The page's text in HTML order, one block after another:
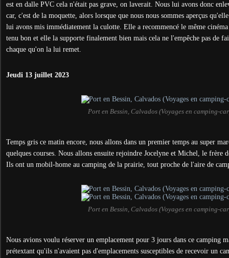
est en dalle PVC cela n'était pas grave, on laverait. Nous lui avons donc
car, c'est de la moquette, alors lorsque que nous nous sommes aperçus
lui avons mis immédiatement la culotte. Elle a recommencé le même
tenu bon et elle la supporte finalement bien mais cela ne l'empêche pas de
chaque qu'on la lui remet.
Jeudi 13 juillet 2023
Port en Bessin, Calvados (Voyages en camping-
Temps gris ce matin encore, nous allons dans un premier temps au super
quelques courses. Nous allons ensuite rejoindre Jocelyne et Michel, le frère
Ils ont un mobil-home au camping de la prairie, tout proche de l'aire de
Port en Bessin, Calvados (Voyages en camping-
Nous avions voulu réserver un emplacement pour 3 jours dans ce camping
prétextant qu'ils n'avaient pas d'emplacements susceptibles de recevoir un